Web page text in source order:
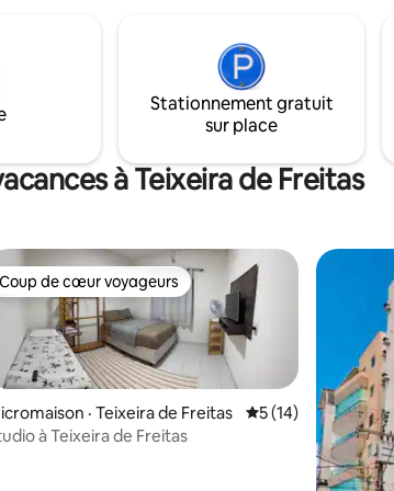
Stationnement gratuit
sur place
à Teixeira de Freitas
Coup de cœur voyageurs
Coup de cœur voyageurs
· Teixeira de Freitas Note moyenne de
5 (14)
à Teixeira de Freitas